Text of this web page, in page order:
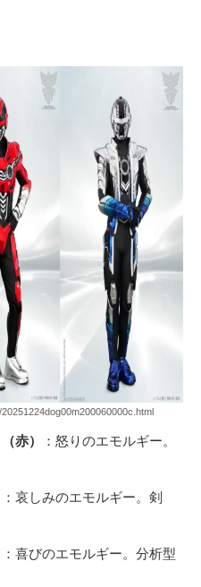
赤）
：怒りのエモルギー。
：哀しみのエモルギー。剣
：喜びのエモルギー。分析型